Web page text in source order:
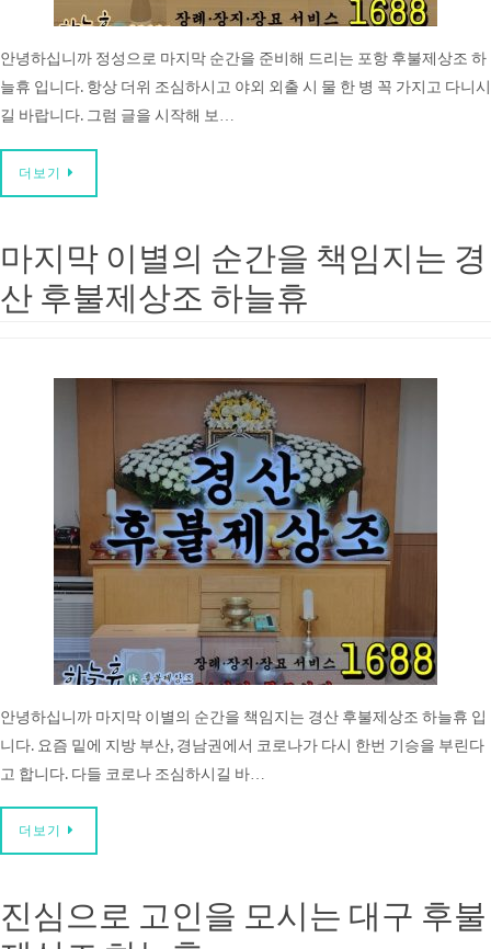
안녕하십니까 정성으로 마지막 순간을 준비해 드리는 포항 후불제상조 하
늘휴 입니다. 항상 더위 조심하시고 야외 외출 시 물 한 병 꼭 가지고 다니시
길 바랍니다. 그럼 글을 시작해 보…
더보기
마지막 이별의 순간을 책임지는 경
산 후불제상조 하늘휴
안녕하십니까 마지막 이별의 순간을 책임지는 경산 후불제상조 하늘휴 입
니다. 요즘 밑에 지방 부산, 경남권에서 코로나가 다시 한번 기승을 부린다
고 합니다. 다들 코로나 조심하시길 바…
더보기
진심으로 고인을 모시는 대구 후불